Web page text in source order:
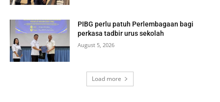
PIBG perlu patuh Perlembagaan bagi
perkasa tadbir urus sekolah
August 5, 2026
Load more